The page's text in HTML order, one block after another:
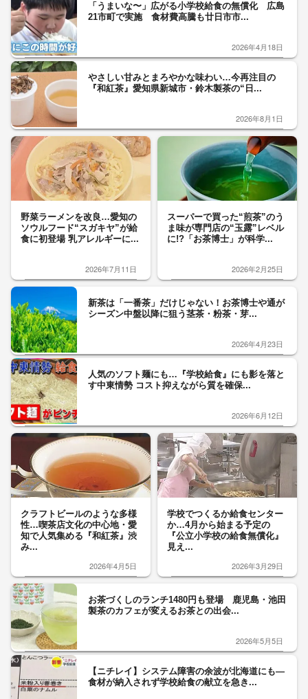
「うまいな〜」広がる小学校給食の無償化 広島
21市町で実施 食材費高騰も廿日市市...
2026年4月18日
やさしい甘みとまろやかな味わい…今再注目の
『和紅茶』愛知県新城市・鈴木製茶の“日...
2026年8月1日
野菜ラーメンを改良…愛知の
ソウルフード“スガキヤ”が給
食に初登場 乳アレルギーに...
2026年7月11日
スーパーで買った“煎茶”のう
ま味が専門店の“玉露”レベル
に!?「お茶博士」が科学...
2026年2月25日
新茶は「一番茶」だけじゃない！お茶博士や通が
シーズン中盤以降に狙う茎茶・粉茶・芽...
2026年4月23日
人気のソフト麺にも…『学校給食』にも影を落と
す中東情勢 コスト抑えながら質を確保...
2026年6月12日
クラフトビールのような多様
性…喫茶店文化の中心地・愛
知で人気集める『和紅茶』渋
み...
2026年4月5日
学校でつくるか給食センター
か…4月から始まる予定の
『公立小学校の給食無償化』
見え...
2026年3月29日
お茶づくしのランチ1480円も登場 鹿児島・池田
製茶のカフェが変えるお茶との出会...
2026年5月5日
【ニチレイ】システム障害の余波が北海道にも―
食材が納入されず学校給食の献立を急き...